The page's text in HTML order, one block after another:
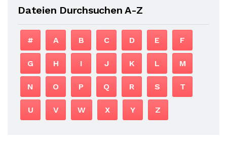
Dateien Durchsuchen A-Z
# A B C D E F
G H I J K L M
N O P Q R S T
U V W X Y Z